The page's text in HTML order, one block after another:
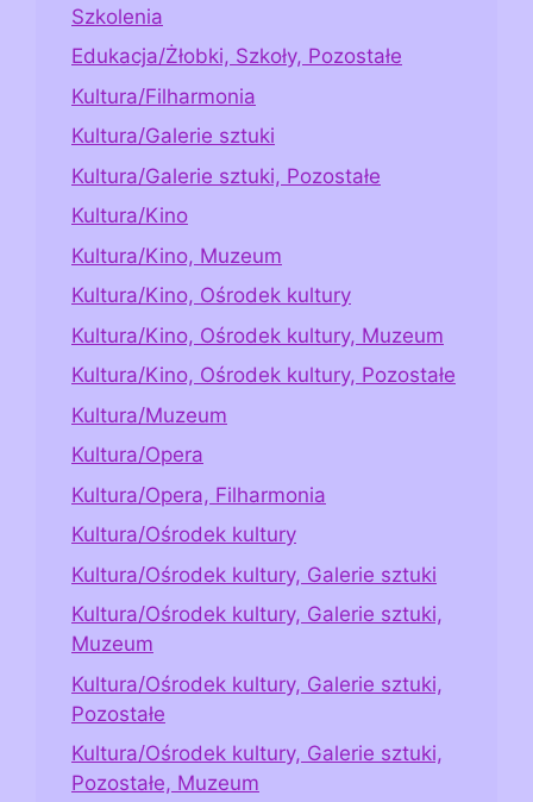
Szkolenia
Edukacja/Żłobki, Szkoły, Pozostałe
Kultura/Filharmonia
Kultura/Galerie sztuki
Kultura/Galerie sztuki, Pozostałe
Kultura/Kino
Kultura/Kino, Muzeum
Kultura/Kino, Ośrodek kultury
Kultura/Kino, Ośrodek kultury, Muzeum
Kultura/Kino, Ośrodek kultury, Pozostałe
Kultura/Muzeum
Kultura/Opera
Kultura/Opera, Filharmonia
Kultura/Ośrodek kultury
Kultura/Ośrodek kultury, Galerie sztuki
Kultura/Ośrodek kultury, Galerie sztuki,
Muzeum
Kultura/Ośrodek kultury, Galerie sztuki,
Pozostałe
Kultura/Ośrodek kultury, Galerie sztuki,
Pozostałe, Muzeum